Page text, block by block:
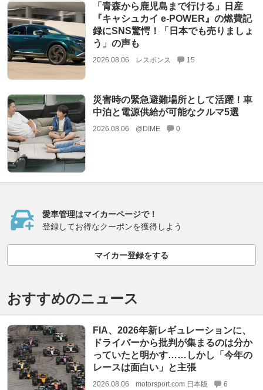
「青森から鹿児島まで行ける」日産
『キャシュカイ e-POWER』の燃費記
録にSNS驚愕！「日本でも売りましょ
う」の声も
2026.08.06 レスポンス 15
災害時の緊急避難場所として活躍！車
中泊と電源供給が可能なクルマ5選
2026.08.06 @DIME 0
愛車管理はマイカーページで！
登録してお得なクーポンを獲得しよう
マイカー登録をする
おすすめのニュース
FIA、2026年新レギュレーションに、
ドライバーから批判が集まるのは分か
っていたと明かす……しかし「今年の
レースは面白い」と主張
2026.08.06 motorsport.com 日本版 6